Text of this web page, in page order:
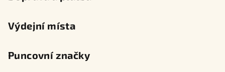
Výdejní místa
Puncovní značky